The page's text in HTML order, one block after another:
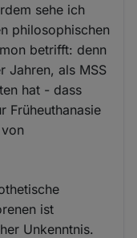
sehe ich
philosophischen
betrifft: denn
Jahren, als MSS
hat - dass
Früheuthanasie
ist
Unkenntnis.